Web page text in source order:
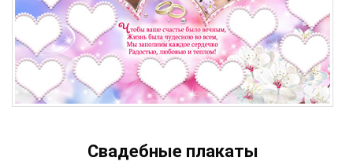
Свадебные плакаты